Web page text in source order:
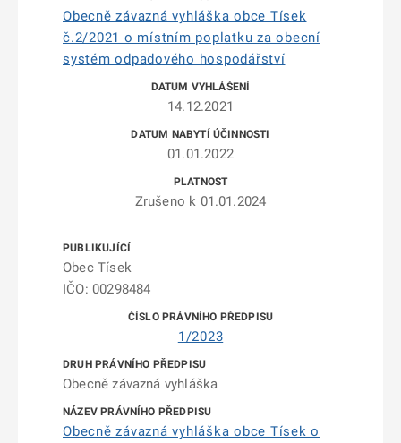
Obecně závazná vyhláška obce Tísek
č.2/2021 o místním poplatku za obecní
systém odpadového hospodářství
14.12.2021
01.01.2022
Zrušeno k 01.01.2024
Obec Tísek
IČO: 00298484
1/2023
Obecně závazná vyhláška
Obecně závazná vyhláška obce Tísek o